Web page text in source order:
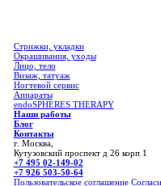
Стрижки, укладки
Окрашивания, уходы
Лицо, тело
Визаж, татуаж
Ногтевой сервис
Аппараты
endoSPHERES THERAPY
Наши работы
Блог
Контакты
г. Москва,
Кутузовский проспект д 26 корп 1
+7 495 02-149-02
+7 926 503-50-64
Пользовательское соглашение